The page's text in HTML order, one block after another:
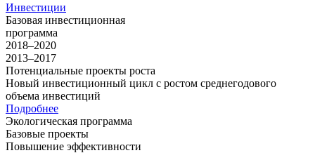
Инвестиции
Базовая инвестиционная
программа
2018–2020
2013–2017
Потенциальные проекты роста
Новый инвестиционный цикл с ростом среднегодового
объема инвестиций
Подробнее
Экологическая программа
Базовые проекты
Повышение эффективности